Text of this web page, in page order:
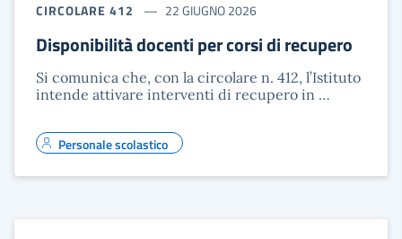
CIRCOLARE 412 22 GIUGNO 2026
Disponibilità docenti per corsi di recupero
Si comunica che, con la circolare n. 412, l’Istituto
intende attivare interventi di recupero in …
Personale scolastico